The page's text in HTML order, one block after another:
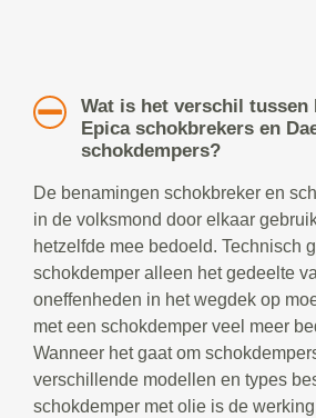
Wat is het verschil tussen
Epica schokbrekers en
schokdempers?
De benamingen schokbreker en
in de volksmond door elkaar
hetzelfde mee bedoeld. Technisch
schokdemper alleen het gedeelte
oneffenheden in het wegdek op
met een schokdemper veel meer
Wanneer het gaat om
verschillende modellen en types
schokdemper met olie is de